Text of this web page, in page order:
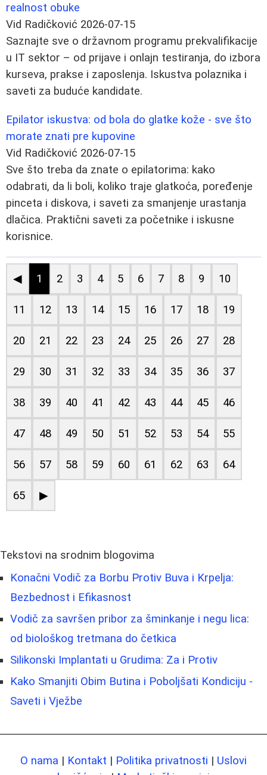
realnost obuke
Vid Radičković 2026-07-15
Saznajte sve o državnom programu prekvalifikacije
u IT sektor – od prijave i onlajn testiranja, do izbora
kurseva, prakse i zaposlenja. Iskustva polaznika i
saveti za buduće kandidate.
Epilator iskustva: od bola do glatke kože - sve što
morate znati pre kupovine
Vid Radičković 2026-07-15
Sve što treba da znate o epilatorima: kako
odabrati, da li boli, koliko traje glatkoća, poređenje
pinceta i diskova, i saveti za smanjenje urastanja
dlačica. Praktični saveti za početnike i iskusne
korisnice.
◀ 1 2 3 4 5 6 7 8 9 10
11 12 13 14 15 16 17 18 19
20 21 22 23 24 25 26 27 28
29 30 31 32 33 34 35 36 37
38 39 40 41 42 43 44 45 46
47 48 49 50 51 52 53 54 55
56 57 58 59 60 61 62 63 64
65 ▶
Tekstovi na srodnim blogovima
Konačni Vodič za Borbu Protiv Buva i Krpelja:
Bezbednost i Efikasnost
Vodič za savršen pribor za šminkanje i negu lica:
od biološkog tretmana do četkica
Silikonski Implantati u Grudima: Za i Protiv
Kako Smanjiti Obim Butina i Poboljšati Kondiciju -
Saveti i Vježbe
O nama | Kontakt | Politika privatnosti | Uslovi